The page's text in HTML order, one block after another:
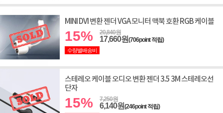
MINI DVI 변환 젠더 VGA 모니터 맥북 호환 RGB 케이블
15% 20,840원
17,660원(706point 적립)
수량별배송비
스테레오 케이블 오디오 변환 젠더 3.5 3M 스테레오선
단자
15% 7,250원
6,140원(246point 적립)